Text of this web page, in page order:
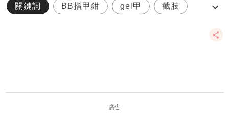
關鍵詞 BB指甲鉗 gel甲 截肢
廣告